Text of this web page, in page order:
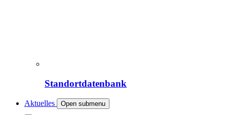
Standortdatenbank
Aktuelles Open submenu